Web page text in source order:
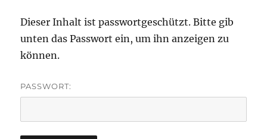
Dieser Inhalt ist passwortgeschützt. Bitte gib
unten das Passwort ein, um ihn anzeigen zu
können.
PASSWORT: